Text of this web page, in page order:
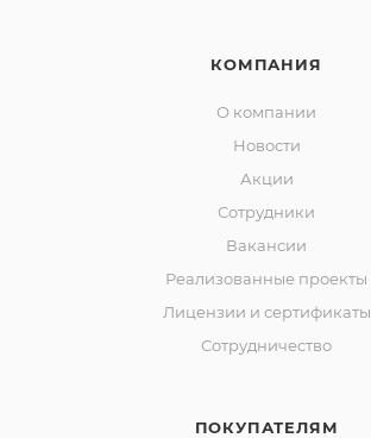
КОМПАНИЯ
О компании
Новости
Акции
Сотрудники
Вакансии
Реализованные проекты
Лицензии и сертификаты
Сотрудничество
ПОКУПАТЕЛЯМ